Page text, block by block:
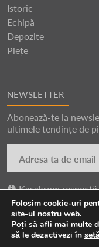
Istoric
Echipă
Depozite
Piețe
NEWSLETTER
Abonează-te la
ultimele tendințe de
Kasakrom
multe informații, citiți
Copyright © 2026
Folosim cookie-uri
site-ul nostru web.
Poți să afli mai multe
să le dezactivezi în